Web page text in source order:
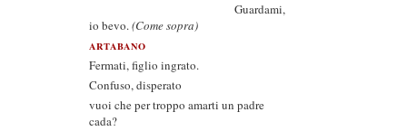
Guardami,
io bevo.(Come sopra)
ARTABANO
Fermati, figlio ingrato.
Confuso, disperato
vuoi che per troppo amarti un padre
cada?